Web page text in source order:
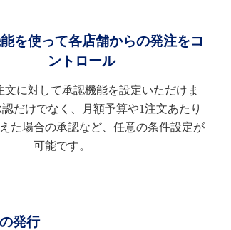
を使って各店舗からの発注をコ
ントロール
文に対して承認機能を設定いただけま
だけでなく、月額予算や1注文あたり
た場合の承認など、任意の条件設定が
可能です。
発行